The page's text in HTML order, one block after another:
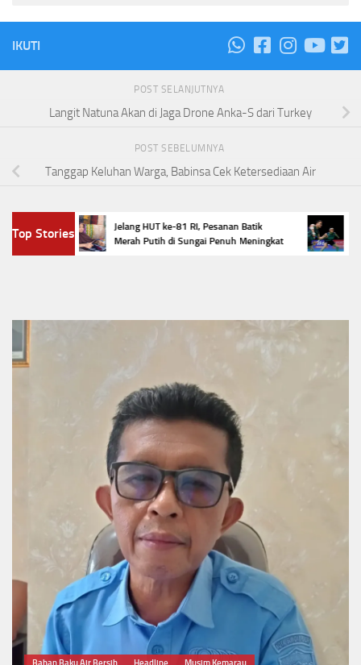
IKUTI
POST SELANJUTNYA
Langit Natuna Akan di Jaga Drone Anka-S dari Turkey
POST SEBELUMNYA
Tanggap Keluhan Warga, Babinsa Cek Ketersediaan Air
Top Stories
Jelang HUT ke-81 RI, Pesanan Batik
Merah Putih di Sungai Penuh Meningkat
Empat